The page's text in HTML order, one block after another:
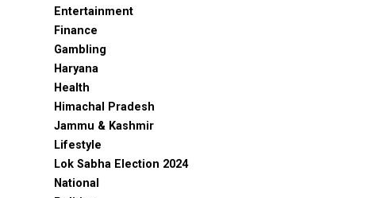
Entertainment
Finance
Gambling
Haryana
Health
Himachal Pradesh
Jammu & Kashmir
Lifestyle
Lok Sabha Election 2024
National